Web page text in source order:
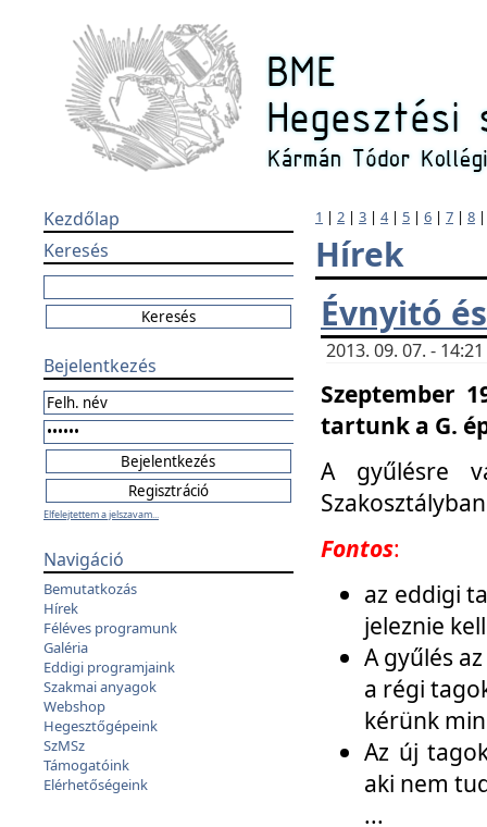
Kezdőlap
Keresés
Bejelentkezés
Elfelejtettem a jelszavam...
Navigáció
Bemutatkozás
Hírek
Féléves programunk
Galéria
Eddigi programjaink
Szakmai anyagok
Webshop
Hegesztőgépeink
SzMSz
Támogatóink
Elérhetőségeink
1 | 2 | 3 | 4| 5 | 6 | 7 | 8
Hírek
Évnyitó
2013. 09. 07. -
Szeptember
tartunk a G.
A gyűlésre
Fontos:
az eddigi
jeleznie
A gyűlés
a régi
kérünk
Az új
aki nem
...